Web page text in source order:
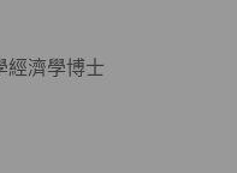
經濟學博士